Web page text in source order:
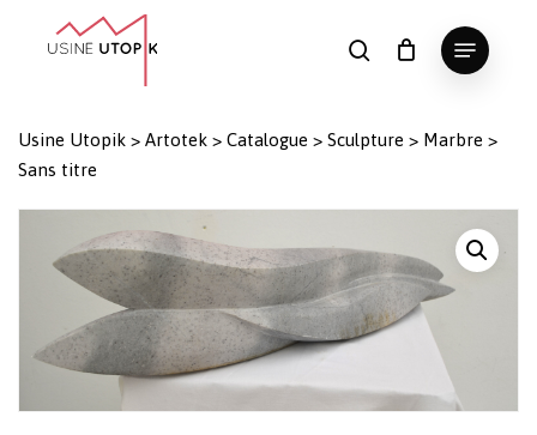
search
Menu
Panier Fermer
le
Usine Utopik > Artotek > Catalogue > Sculpture > Marbre >
Sans titre
Close